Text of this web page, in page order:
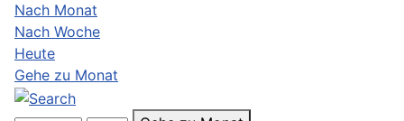
Nach Monat
Nach Woche
Heute
Gehe zu Monat